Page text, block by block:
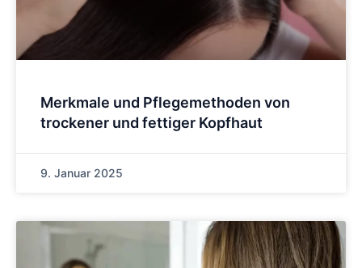
Merkmale und Pflegemethoden von
trockener und fettiger Kopfhaut
9. Januar 2025